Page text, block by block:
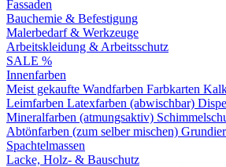
Fassaden
Bauchemie & Befestigung
Malerbedarf & Werkzeuge
Arbeitskleidung & Arbeitsschutz
SALE %
Innenfarben
Meist gekaufte Wandfarben Farbkarten
Leimfarben Latexfarben (abwischbar)
Mineralfarben (atmungsaktiv)
Abtönfarben (zum selber mischen)
Spachtelmassen
Lacke, Holz- & Bauschutz